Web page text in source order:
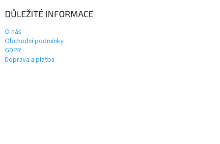
DŮLEŽITÉ INFORMACE
O nás
Obchodní podmínky
GDPR
Doprava a platba